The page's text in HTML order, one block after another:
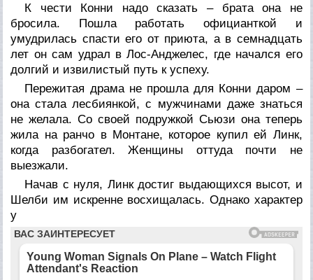
К чести Конни надо сказать – брата она не
бросила. Пошла работать официанткой и
умудрилась спасти его от приюта, а в семнадцать
лет он сам удрал в Лос-Анджелес, где начался его
долгий и извилистый путь к успеху.
Пережитая драма не прошла для Конни даром –
она стала лесбиянкой, с мужчинами даже знаться
не желала. Со своей подружкой Сьюзи она теперь
жила на ранчо в Монтане, которое купил ей Линк,
когда разбогател. Женщины оттуда почти не
выезжали.
Начав с нуля, Линк достиг выдающихся высот, и
Шелби им искренне восхищалась. Однако характер
у